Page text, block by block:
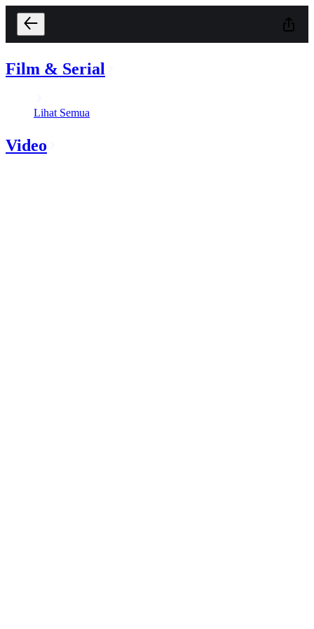
Film & Serial
Lihat Semua
Video